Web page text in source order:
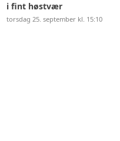
i fint høstvær
torsdag 25. september kl. 15:10